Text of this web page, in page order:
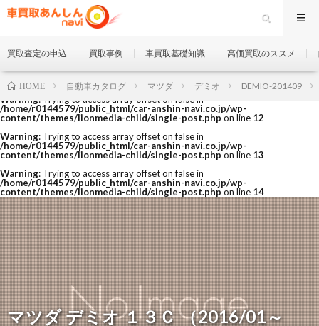
Warning: Trying to access array offset on false in
/home/r0144579/public_html/car-anshin-navi.co.jp/wp-
content/themes/lionmedia-child/single-post.php on line 12
Warning: Trying to access array offset on false in
/home/r0144579/public_html/car-anshin-navi.co.jp/wp-
content/themes/lionmedia-child/single-post.php on line 13
Warning: Trying to access array offset on false in
/home/r0144579/public_html/car-anshin-navi.co.jp/wp-
content/themes/lionmedia-child/single-post.php on line 14
買取査定の申込 買取事例 車買取基礎知識 高価買取のススメ
マツダ デミオ １３Ｃ （2016/01～
HOME 自動車カタログ マツダ デミオ DEMIO-201409